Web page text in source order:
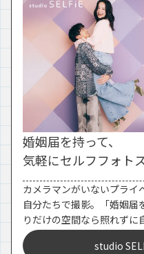
婚姻届を持って、
気軽にセルフフォト
カメラマンがいないプライ
自分たちで撮影。「婚姻届
りだけの空間なら照れずに
studio